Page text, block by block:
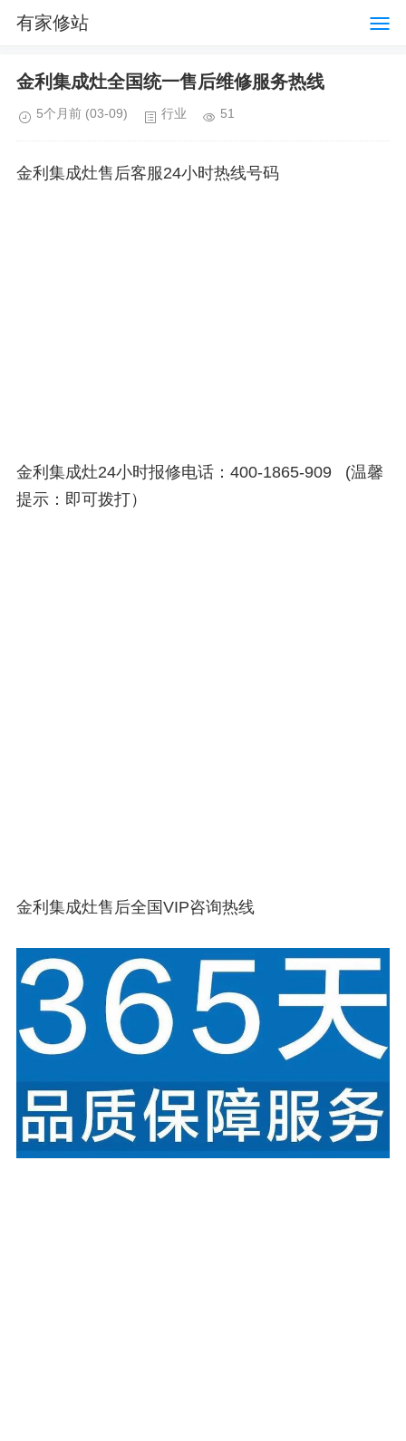
有家修站
金利集成灶全国统一售后维修服务热线
5个月前 (03-09) 行业 51
金利集成灶售后客服24小时热线号码
金利集成灶24小时报修电话：400-1865-909 (温馨
提示：即可拨打）
金利集成灶售后全国VIP咨询热线